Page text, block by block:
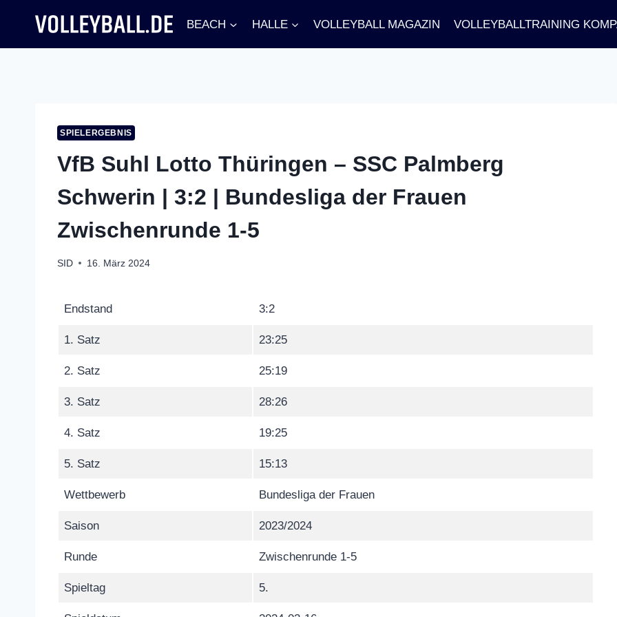
springen
BEACH HALLE VOLLEYBALL MAGAZIN VOLLEYBALLTRAINING
SPIELERGEBNIS
VfB Suhl Lotto Thüringen – SSC Palmberg
Schwerin | 3:2 | Bundesliga der Frauen
Zwischenrunde 1-5
SID 16. März 2024
Endstand 3:2
1. Satz 23:25
2. Satz 25:19
3. Satz 28:26
4. Satz 19:25
5. Satz 15:13
Wettbewerb Bundesliga der Frauen
Saison 2023/2024
Runde Zwischenrunde 1-5
Spieltag 5.